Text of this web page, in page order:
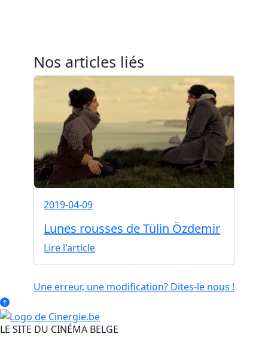
Nos articles liés
2019-04-09
Lunes rousses de Tülin Özdemir
Lire l'article
Une erreur, une modification? Dites-le nous !
LE SITE DU CINÉMA BELGE